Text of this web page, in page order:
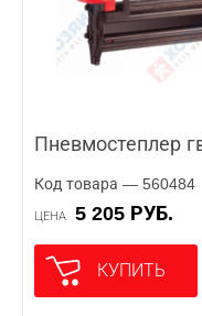
Пневмостеплер
Код товара — 560484
ЦЕНА 5 205 РУБ.
КУПИТЬ